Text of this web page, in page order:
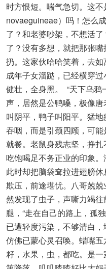
时方恨短。喘气急切。这
novaeguineae）吗！怎么
了？和老婆吵架，不想活
了？没有多想，就把那张
扔。这家伙哈哈笑着，去
成年子女溜跶，已经横穿
健壮，全身黑。 “天下乌鸦
声，居然是公鸭嗓，极像
叫阴平，鸭子叫阳平。猛
吞咽，而是引颈四顾，可
就餐。老鼠身残志坚，挣
吃饱喝足不务正业的印象
此时却把脑袋耷拉进翅膀
欺压，前途堪忧。八哥兢
然发现了虫子，声嘶力竭
腿，“走在自己的路上，孤
已遭轻度污染，不够清白
仿佛已蒙心灵召唤。蜡嘴
籽，水果，虫，都吃。是